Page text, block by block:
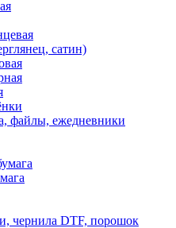
сатин)
файлы, ежедневники
чернила DTF, порошок